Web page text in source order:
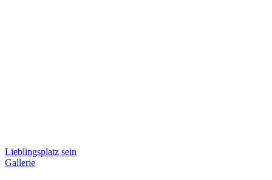
Lieblingsplatz sein
Gallerie